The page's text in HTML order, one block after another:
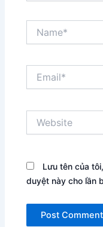
Lưu tên của
duyệt này cho lần